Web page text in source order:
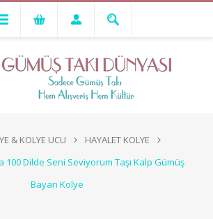
& KOLYE UCU
HAYALET KOLYE
100 Dilde Seni Seviyorum Taşı Kalp Gümüş
Bayan Kolye